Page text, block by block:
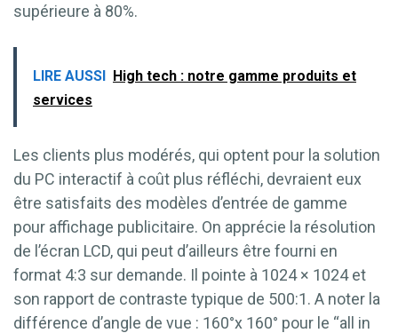
supérieure à 80%.
LIRE AUSSI High tech : notre gamme produits et
services
Les clients plus modérés, qui optent pour la solution
du PC interactif à coût plus réfléchi, devraient eux
être satisfaits des modèles d’entrée de gamme
pour affichage publicitaire. On apprécie la résolution
de l’écran LCD, qui peut d’ailleurs être fourni en
format 4:3 sur demande. Il pointe à 1024 × 1024 et
son rapport de contraste typique de 500:1. A noter la
différence d’angle de vue : 160°x 160° pour le “all in